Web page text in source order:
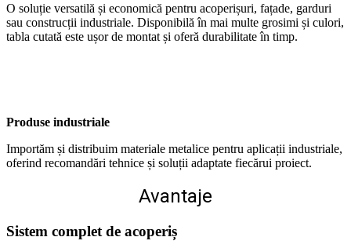
O soluție versatilă și economică pentru acoperișuri, fațade, garduri
sau construcții industriale. Disponibilă în mai multe grosimi și culori,
tabla cutată este ușor de montat și oferă durabilitate în timp.
Produse industriale
Importăm și distribuim materiale metalice pentru aplicații industriale,
oferind recomandări tehnice și soluții adaptate fiecărui proiect.
Avantaje
Sistem complet de acoperiș